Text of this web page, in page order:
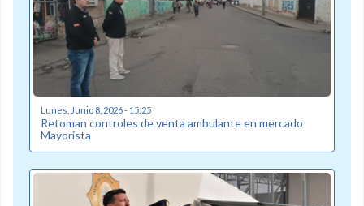
Lunes, Junio 8, 2026 - 15:25
Retoman controles de venta ambulante en mercado
Mayorista